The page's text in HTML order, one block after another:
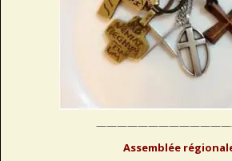
Assemblée